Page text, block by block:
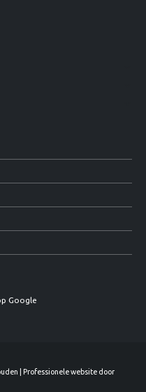
Google
| Professionele website door